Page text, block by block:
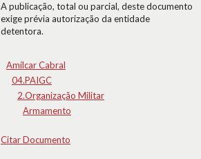
A publicação, total ou parcial, deste documento
exige prévia autorização da entidade
detentora.
Amílcar Cabral
04.PAIGC
2.Organização Militar
Armamento
Citar Documento